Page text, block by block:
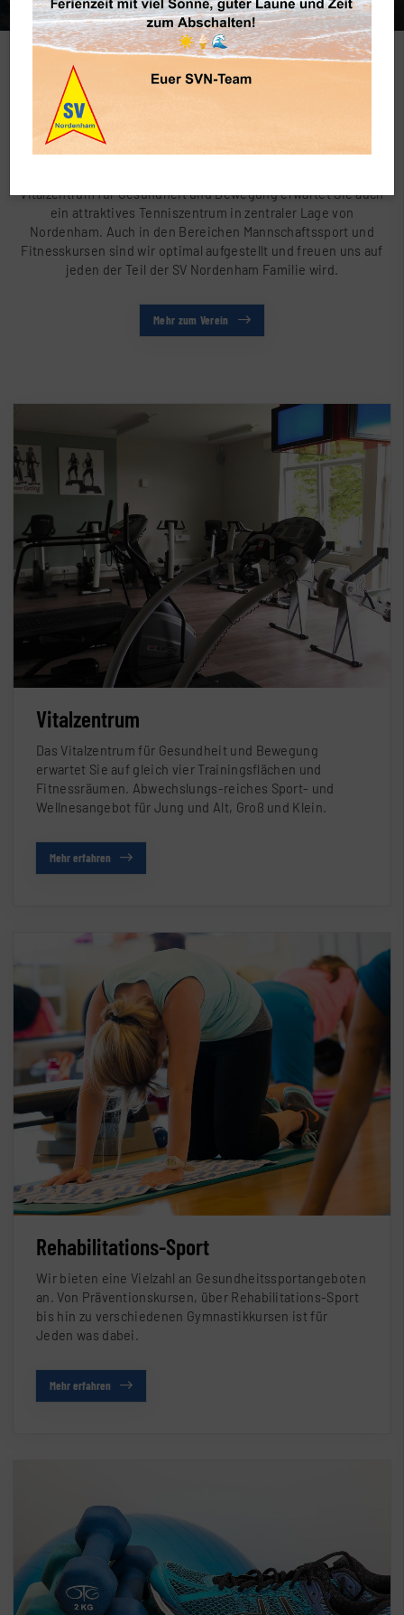
Sportverein Nordenham e.V
Wir bewegen Nordenham
Wir vom SV Nordenham e.V. bieten Ihnen ein breitgefächertes
Vitalzentrum für Gesundheit und Bewegung erwartet Sie auch
ein attraktives Tenniszentrum in zentraler Lage von
Nordenham. Auch in den Bereichen Mannschaftssport und
Fitnesskursen sind wir optimal aufgestellt und freuen uns auf
jeden der Teil der SV Nordenham Familie wird.
Mehr zum Verein
Vitalzentrum
Das Vitalzentrum für Gesundheit und Bewegung
erwartet Sie auf gleich vier Trainingsflächen und
Fitnessräumen. Abwechslungs-reiches Sport- und
Wellnesangebot für Jung und Alt, Groß und Klein.
Mehr erfahren
Rehabilitations-Sport
Wir bieten eine Vielzahl an Gesundheitssportangeboten
an. Von Präventionskursen, über Rehabilitations-Sport
bis hin zu verschiedenen Gymnastikkursen ist für
Jeden was dabei.
Mehr erfahren